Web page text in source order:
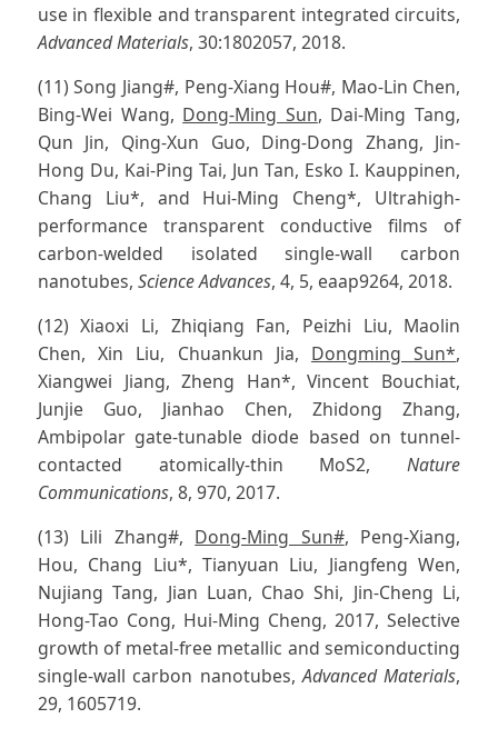
use in flexible and transparent integrated circuits,
Advanced Materials, 30:1802057, 2018.
(11) Song Jiang#, Peng-Xiang Hou#, Mao-Lin Chen,
Bing-Wei Wang, Dong-Ming Sun, Dai-Ming Tang,
Qun Jin, Qing-Xun Guo, Ding-Dong Zhang, Jin-
Hong Du, Kai-Ping Tai, Jun Tan, Esko I. Kauppinen,
Chang Liu*, and Hui-Ming Cheng*, Ultrahigh-
performance transparent conductive films of
carbon-welded isolated single-wall carbon
nanotubes, Science Advances, 4, 5, eaap9264, 2018.
(12) Xiaoxi Li, Zhiqiang Fan, Peizhi Liu, Maolin
Chen, Xin Liu, Chuankun Jia, Dongming Sun*,
Xiangwei Jiang, Zheng Han*, Vincent Bouchiat,
Junjie Guo, Jianhao Chen, Zhidong Zhang,
Ambipolar gate-tunable diode based on tunnel-
contacted atomically-thin MoS2,Nature
Communications, 8, 970, 2017.
(13) Lili Zhang#, Dong-Ming Sun#, Peng-Xiang,
Hou, Chang Liu*, Tianyuan Liu, Jiangfeng Wen,
Nujiang Tang, Jian Luan, Chao Shi, Jin-Cheng Li,
Hong-Tao Cong, Hui-Ming Cheng, 2017, Selective
growth of metal-free metallic and semiconducting
single-wall carbon nanotubes,Advanced Materials,
29, 1605719.